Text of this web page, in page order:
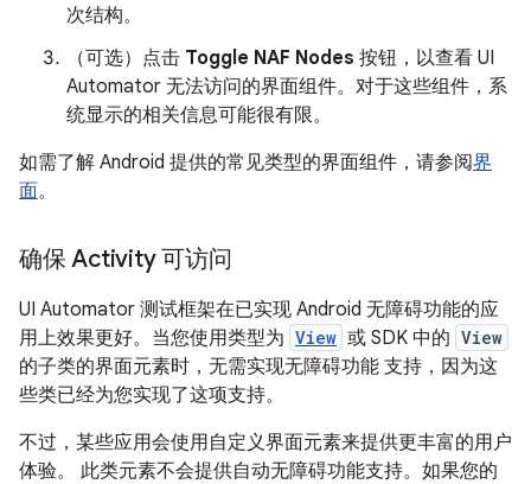
次结构。
（可选）点击 Toggle NAF Nodes 按钮，以查看 UI
Automator 无法访问的界面组件。对于这些组件，系
统显示的相关信息可能很有限。
如需了解 Android 提供的常见类型的界面组件，请参阅界
面。
确保 Activity 可访问
UI Automator 测试框架在已实现 Android 无障碍功能的应
用上效果更好。当您使用类型为 View 或 SDK 中的 View
的子类的界面元素时，无需实现无障碍功能 支持，因为这
些类已经为您实现了这项支持。
不过，某些应用会使用自定义界面元素来提供更丰富的用户
体验。 此类元素不会提供自动无障碍功能支持。如果您的